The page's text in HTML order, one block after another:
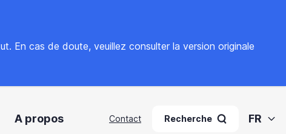
En cas de doute, veuillez consulter la version originale
A propos Contact Recherche FR